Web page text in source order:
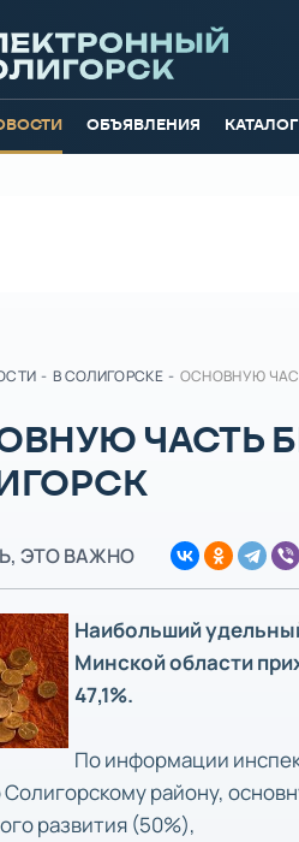
ОБЪЯВЛЕНИЯ
- В СОЛИГОРСКЕ - ОСНОВНУЮ
ЧАСТЬ
ЭТО ВАЖНО
Наибольший
Минской области
47,1%.
По информации
Солигорскому району,
развития (50%),